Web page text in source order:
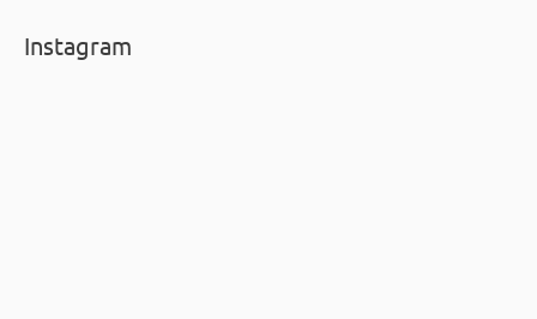
Instagram